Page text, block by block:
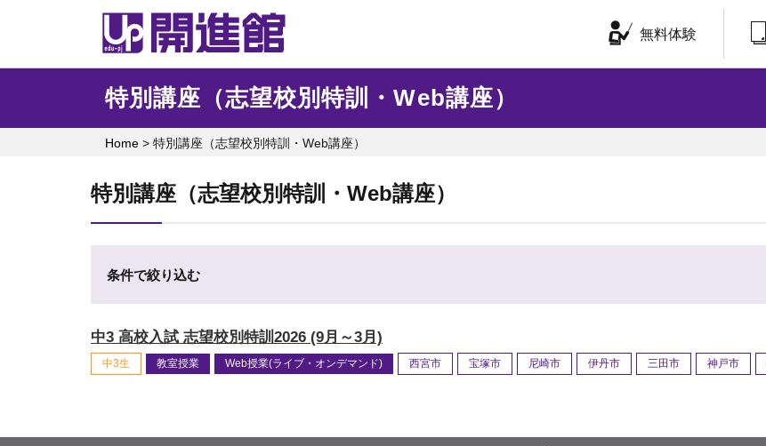
無料体験
特別講座（志望校別特訓・Web講座）
Home > 特別講座（志望校別特訓・Web講座）
特別講座（志望校別特訓・Web講座）
条件で絞り込む
中3 高校入試 志望校別特訓2026 (9月～3月)
中3生 教室授業 Web授業(ライブ・オンデマンド) 西宮市 宝塚市 尼崎市 伊丹市 三田市 神戸市